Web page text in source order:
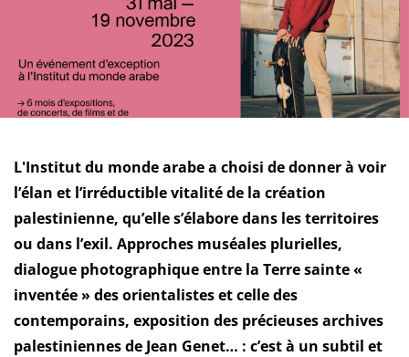
L'Institut du monde arabe a choisi de donner à voir
l’élan et l’irréductible vitalité de la création
palestinienne, qu’elle s’élabore dans les territoires
ou dans l’exil. Approches muséales plurielles,
dialogue photographique entre la Terre sainte «
inventée » des orientalistes et celle des
contemporains, exposition des précieuses archives
palestiniennes de Jean Genet… : c’est à un subtil et